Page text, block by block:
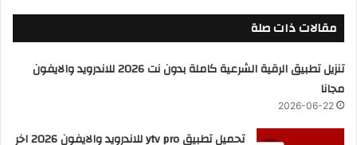
مقالات ذات صلة
تنزيل تطبيق الرقية الشرعية كاملة بدون نت 2026 للاندرويد والايفون
مجانا
2026-06-22
تحميل تطبيق ytv pro للاندرويد والايفون 2026 اخر